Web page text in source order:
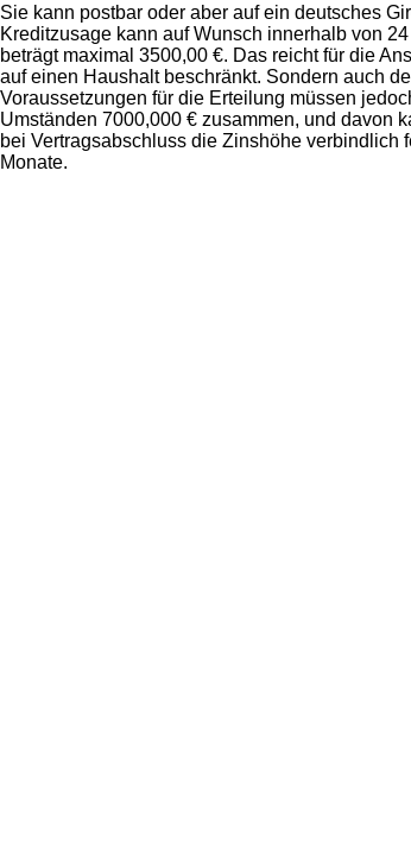
Sie kann postbar oder aber auf ein deutsches
Kreditzusage kann auf Wunsch innerhalb von
beträgt maximal 3500,00 €. Das reicht für die
auf einen Haushalt beschränkt. Sondern auch
Voraussetzungen für die Erteilung müssen
Umständen 7000,000 € zusammen, und davon
bei Vertragsabschluss die Zinshöhe
Monate.